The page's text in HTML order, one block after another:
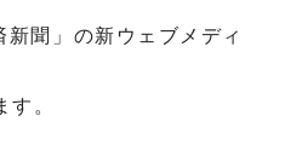
聞」の新ウェブメディ
。